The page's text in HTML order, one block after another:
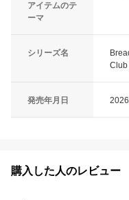
アイテムのテ
ーマ
シリーズ名
Club
発売年月日
購入した人のレビュー